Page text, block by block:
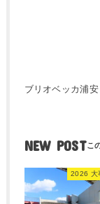
ブリオベッカ浦
NEW POST
2026 大